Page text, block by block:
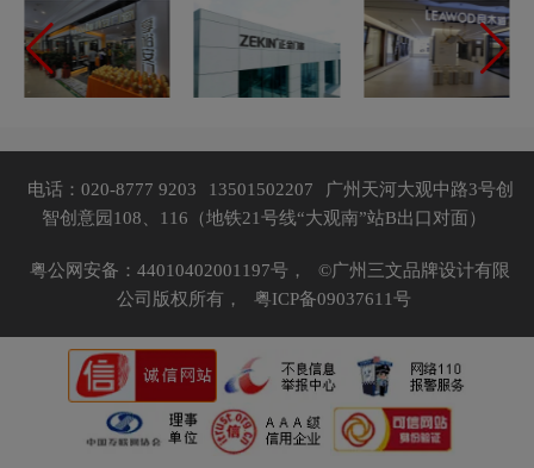
电话：020-8777 9203 13501502207
广州天河大观中路3号创
智创意园108、116（地铁21号线“大观南”站B出口对面）
粤公网安备：44010402001197号，
©广州三文品牌设计有限
公司版权所有，
粤ICP备09037611号